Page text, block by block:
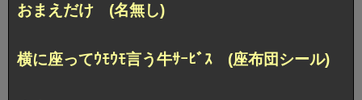
おまえだけ (名無し)
横に座ってｳﾓｳﾓ言う牛ｻｰﾋﾞｽ (座布団シール)